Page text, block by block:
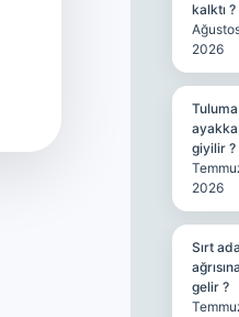
kalktı ?
2026
giyilir ?
2026
Sırt
gelir ?